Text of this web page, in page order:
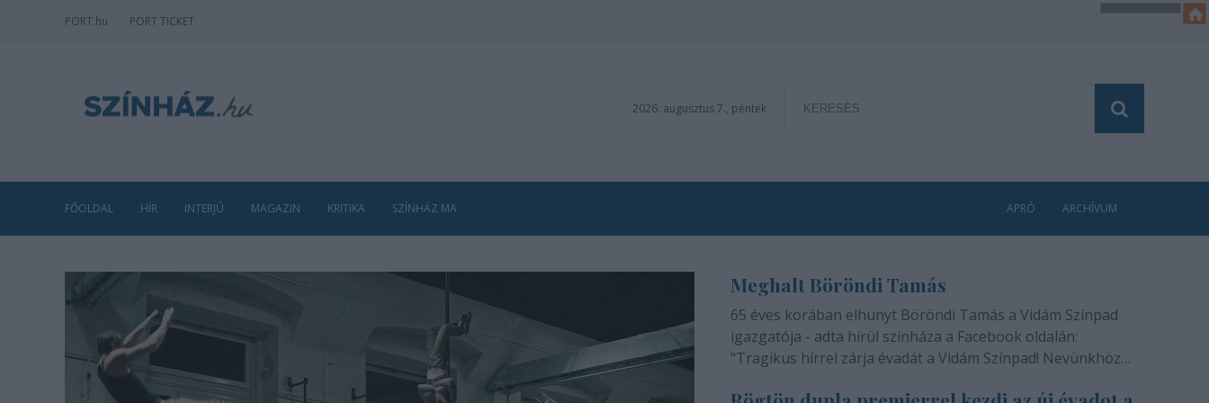
PORT.hu PORT TICKET
2026. augusztus 7., péntek
FŐOLDAL HÍR INTERJÚ MAGAZIN KRITIKA SZÍNHÁZ MA APRÓ ARCHÍVUM
Meghalt Böröndi Tamás
65 éves korában elhunyt Böröndi Tamás a Vidám Színpad
igazgatója - adta hírül színháza a Facebook oldalán:
"Tragikus hírrel zárja évadát a Vidám Színpad! Nevünkhöz